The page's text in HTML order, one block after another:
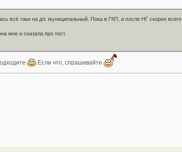
всё таки на д/с муниципальный. Пока в ГКП, а после НГ скорее всего
мне и сказала про тест.
Если что, спрашивайте